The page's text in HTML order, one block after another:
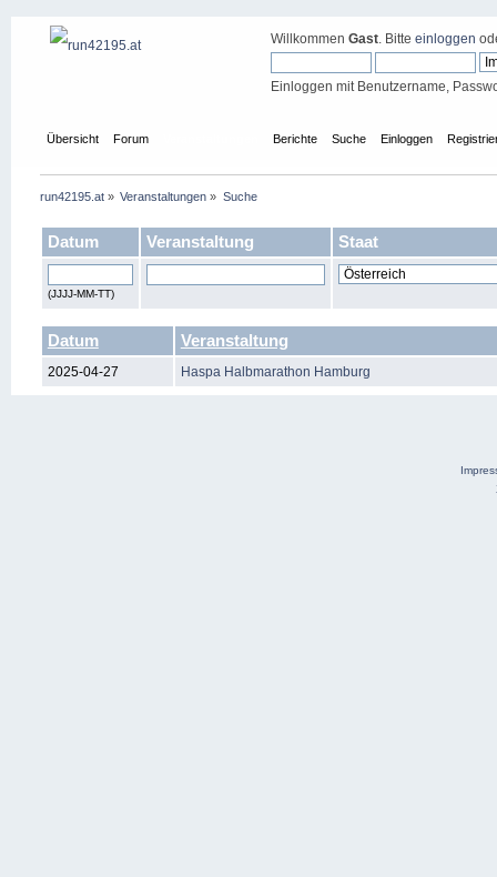
Willkommen Gast. Bitte einloggen
Einloggen mit Benutzername,
Übersicht Forum Berichte Suche Einloggen
run42195.at » Veranstaltungen » Suche
Datum Veranstaltung Staat
(JJJJ-MM-TT)
Datum Veranstaltung
2025-04-27 Haspa Halbmarathon Hamburg